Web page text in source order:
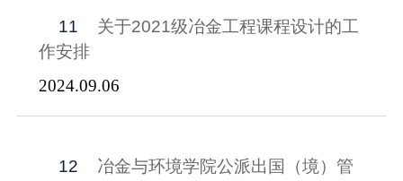
11
关于2021级冶金工程课程设计的工
作安排
2024.09.06
12
冶金与环境学院公派出国（境）管